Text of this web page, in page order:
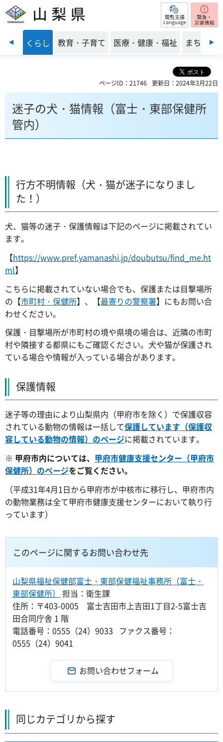
山梨県 閲覧支援
前のスライドを表示
全 くらし 教育・子育て 医療・健康・福祉 まちづく
ページID：21746 更新日：2024年3月22日
迷子の犬・猫情報（富士・東部保健所
管内）
行方不明情報（犬・猫が迷子になりまし
た！）
犬、猫等の迷子・保護情報は下記のページに掲載されてい
ます。
【https://www.pref.yamanashi.jp/doubutsu/find_me.ht
ml】
こちらに掲載されていない場合でも、保護または目撃場所
の【市町村・保健所】、【最寄りの警察署】にもお問い合
わせください。
保護・目撃場所が市町村の境や県境の場合は、近隣の市町
村や隣接する都県にもご確認ください。犬や猫が保護され
ている場合や情報が入っている場合があります。
保護情報
迷子等の理由により山梨県内（甲府市を除く）で保護収容
されている動物の情報は一括して保護しています（保護収
容している動物の情報）のページに掲載されています。
※ 甲府市内については、 甲府市健康支援センター（甲府市
保健所）のページをご覧ください。
（平成31年4月1日から甲府市が中核市に移行し、甲府市内
の動物業務は全て甲府市健康支援センターにおいて執り行
っています）
このページに関するお問い合わせ先
山梨県福祉保健部富士・東部保健福祉事務所（富士・
東部保健所）
担当：衛生課
住所：〒403-0005 富士吉田市上吉田1丁目2-5富士吉
田合同庁舎 1 階
電話番号：0555（24）9033 ファクス番号：
0555（24）9041
同じカテゴリから探す